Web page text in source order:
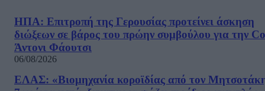
ΗΠΑ: Επιτροπή της Γερουσίας προτείνει άσκηση
διώξεων σε βάρος του πρώην συμβούλου για την
Άντονι Φάουτσι
06/08/2026
ΕΛΑΣ: «Βιομηχανία κοροϊδίας από τον